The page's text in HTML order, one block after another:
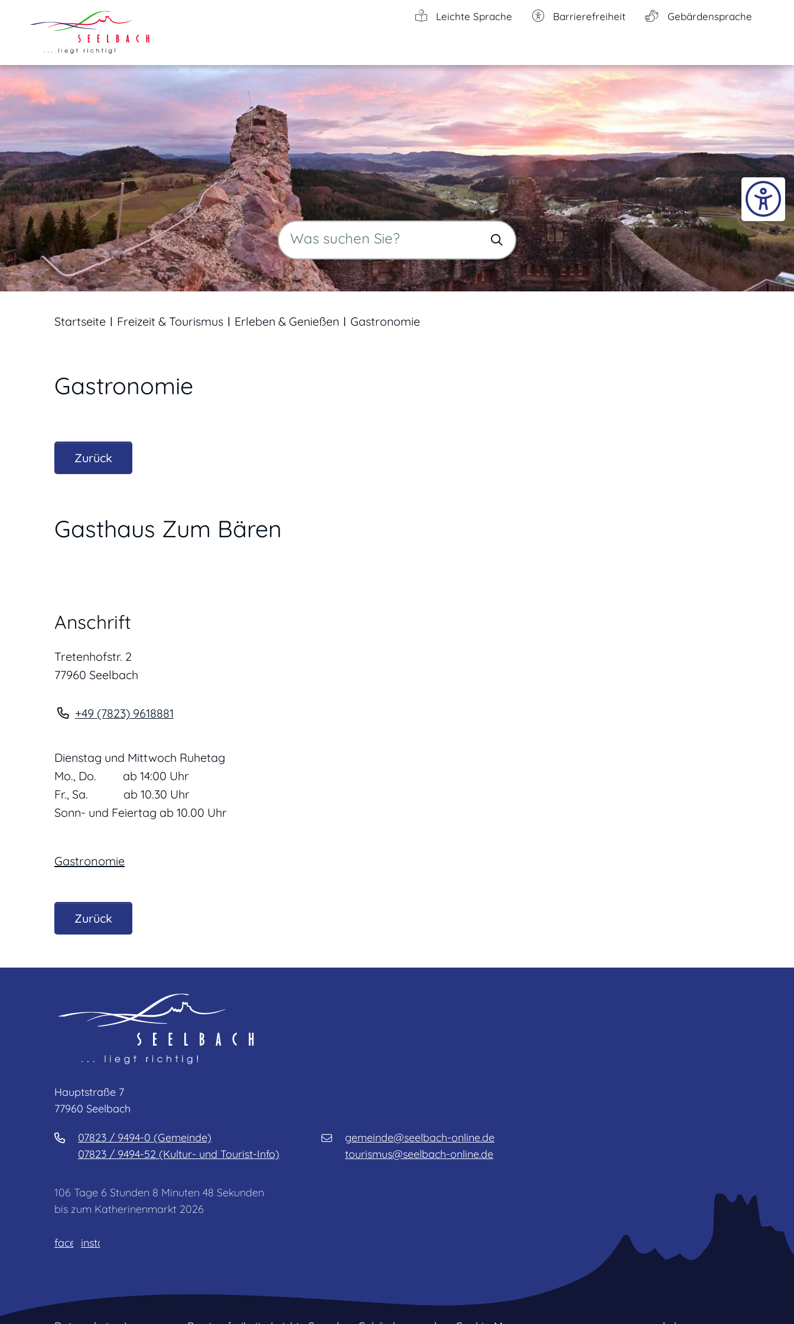
Leichte Sprache Barrierefreiheit Gebärdensprache
Startseite Freizeit & Tourismus Erleben & Genießen Gastronomie
Gastronomie
Zurück
Gasthaus Zum Bären
Anschrift
Tretenhofstr. 2
77960 Seelbach
+49 (7823) 9618881
Dienstag und Mittwoch Ruhetag
Mo., Do. ab 14:00 Uhr
Fr., Sa. ab 10.30 Uhr
Sonn- und Feiertag ab 10.00 Uhr
Gastronomie
Zurück
Hauptstraße 7
77960 Seelbach
07823 / 9494-0 (Gemeinde)
07823 / 9494-52 (Kultur- und Tourist-Info)
gemeinde@seelbach-online.de
tourismus@seelbach-online.de
106 Tage 6 Stunden 8 Minuten 48 Sekunden
bis zum Katherinenmarkt 2026
facebookinstagram